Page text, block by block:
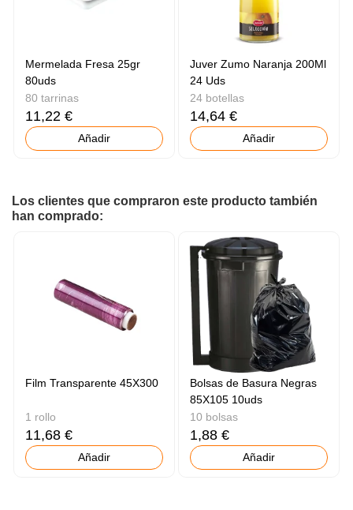
Mermelada Fresa 25gr
80uds
80 tarrinas
11,22 €
Añadir
Juver Zumo Naranja 200Ml
24 Uds
24 botellas
14,64 €
Añadir
Los clientes que compraron este producto también
han comprado:
Film Transparente 45X300
1 rollo
11,68 €
Añadir
Bolsas de Basura Negras
85X105 10uds
10 bolsas
1,88 €
Añadir